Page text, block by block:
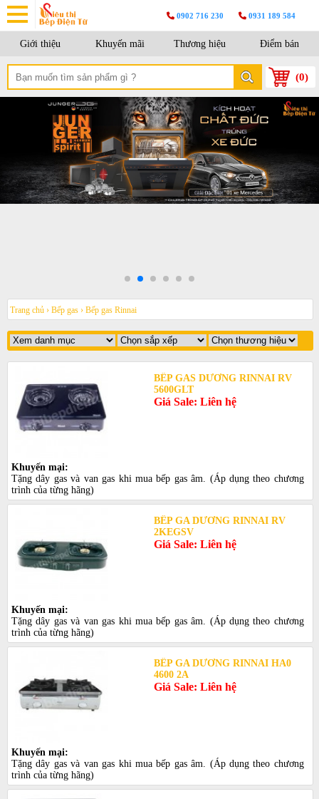
0902 716 230 0931 189 584
Giới thiệu Khuyến mãi Thương hiệu Điểm bán
(0)
Trang chủ › Bếp gas › Bếp gas Rinnai
BẾP GAS DƯƠNG RINNAI RV
5600GLT
Giá Sale: Liên hệ
Khuyến mại:
Tặng dây gas và van gas khi mua bếp gas âm. (Áp dụng theo chương
trình của từng hãng)
BẾP GA DƯƠNG RINNAI RV
2KEGSV
Giá Sale: Liên hệ
Khuyến mại:
Tặng dây gas và van gas khi mua bếp gas âm. (Áp dụng theo chương
trình của từng hãng)
BẾP GA DƯƠNG RINNAI HA0
4600 2A
Giá Sale: Liên hệ
Khuyến mại:
Tặng dây gas và van gas khi mua bếp gas âm. (Áp dụng theo chương
trình của từng hãng)